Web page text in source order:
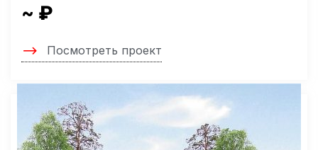
~ ₽
Посмотреть проект